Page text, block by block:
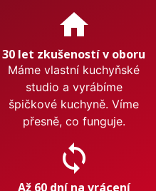
home
30 let zkušeností v oboru
Máme vlastní kuchyňské
studio a vyrábíme
špičkové kuchyně. Víme
přesně, co funguje.
sync
Až 60 dní na vrácení